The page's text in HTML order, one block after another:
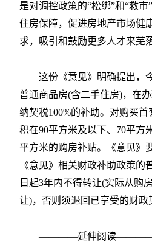
是对调控政策的“松绑”和“救
住房保障，促进房地产市场健
求，吸引和鼓励更多人才来芜
这份《意见》明确提出，
普通商品房(含二手住房)，在
纳契税100%的补助。对购买
积在90平方米及以下、70平方
平方米的购房补贴。《意见》
《意见》相关财政补助政策的
日起3年内不得转让(实际从购
让)，否则须退回已享受的财政
————延伸阅读